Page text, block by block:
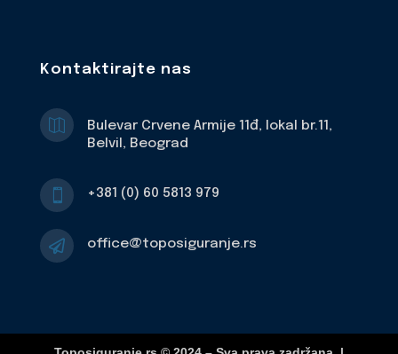
Kontaktirajte nas
Bulevar Crvene Armije 11đ, lokal br.11,
Belvil, Beograd
+381 (0) 60 5813 979
 office@toposiguranje.rs